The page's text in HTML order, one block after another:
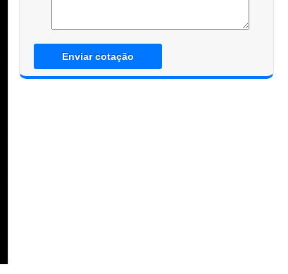
Enviar cotação